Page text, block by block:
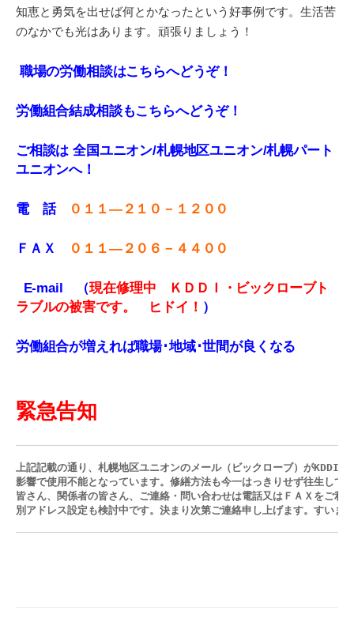
知恵と勇気を出せば何とかなったという好事例です。生活苦
のなかでも光はあります。頑張りましょう！
職場の労働相談はこちらへどうぞ！
労働組合結成相談もこちらへどうぞ！
ご相談は 全国ユニオン/札幌地区ユニオン/札幌パート
ユニオンへ！
電 話 ０１１—２１０－１２００
ＦＡＸ ０１１—２０６－４４００
E-mail （現在修理中 ＫＤＤＩ・ビックローブト
ラブルの被害です。 ヒドイ！ ）
労働組合が増えれば職場･地域･世間が良くなる
緊急告知
上記記載の通り、札幌地区ユニオンのメール（ビックローブ）がKDDI発
影響で使用不能となっています。修繕方法も今一はっきりせず往生して
皆さん、関係者の皆さん、ご連絡・問い合わせは電話又はＦＡＸをご利
別アドレス設定も検討中です。決まり次第ご連絡申し上げます。すいま